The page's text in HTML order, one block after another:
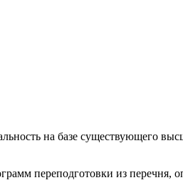
на базе существующего
переподготовки из перечня,